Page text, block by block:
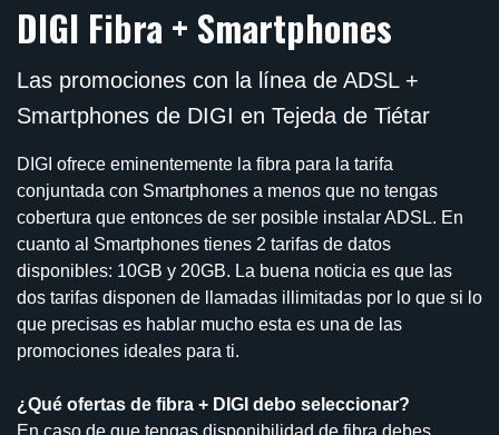
DIGI Fibra + Smartphones
Las promociones con la línea de ADSL +
Smartphones de DIGI en Tejeda de Tiétar
DIGI ofrece eminentemente la fibra para la tarifa
conjuntada con Smartphones a menos que no tengas
cobertura que entonces de ser posible instalar ADSL. En
cuanto al Smartphones tienes 2 tarifas de datos
disponibles: 10GB y 20GB. La buena noticia es que las
dos tarifas disponen de llamadas illimitadas por lo que si lo
que precisas es hablar mucho esta es una de las
promociones ideales para ti.
¿Qué ofertas de fibra + DIGI debo seleccionar?